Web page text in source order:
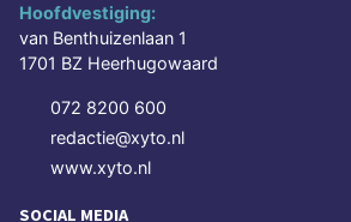
Hoofdvestiging:
van Benthuizenlaan 1
1701 BZ Heerhugowaard
072 8200 600
redactie@xyto.nl
www.xyto.nl
SOCIAL MEDIA